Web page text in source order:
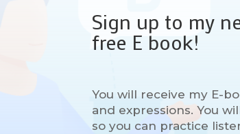
Sign up to my
free E book!
You will receive my E-
and expressions. You
so you can practice